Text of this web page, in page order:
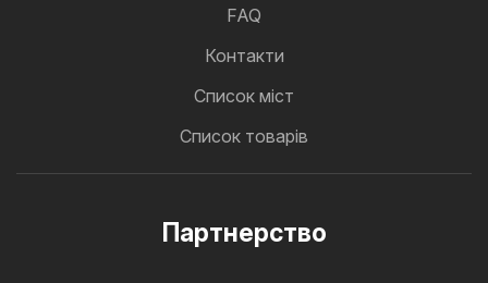
FAQ
Контакти
Cписок міст
Список товарів
Партнерство